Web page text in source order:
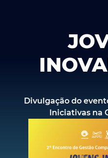
Divulgação do
Iniciativas na